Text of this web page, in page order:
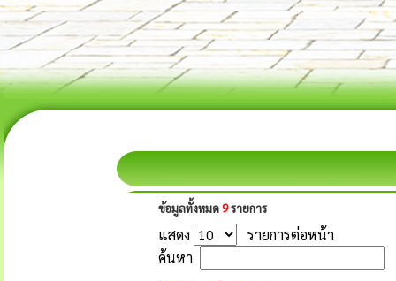
ข้อมูลทั้งหมด9รายการ
แสดง
รายการต่อหน้า
ค้นหา